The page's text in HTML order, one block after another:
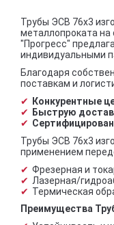
Трубы ЭСВ 76х3
металлопроката
"Прогресс"
индивидуальными
Благодаря
поставкам и
Конкурентные
Быструю
Трубы ЭСВ 76х3
применением
Фрезерная и
Лазерная/
Термическая
Преимущества